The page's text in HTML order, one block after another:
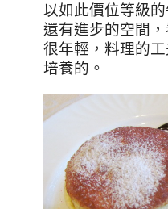
以如此價位等級
還有進步的空間
很年輕，料理的
培養的。